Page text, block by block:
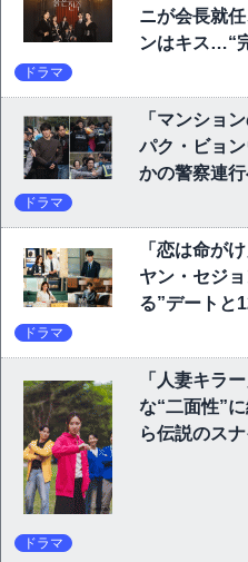
ニが会長就
ンはキス…“
ドラマ
「マンショ
パク・ビョ
かの警察連
ドラマ
「恋は命が
ヤン・セジ
る”デートと
ドラマ
「人妻キラ
な“二面性”
ら伝説のス
ドラマ